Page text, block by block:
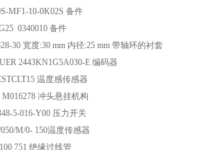
MF1-10-0K02S 备件
0340010 备件
30 宽度:30 mm 内径:25 mm 带轴环的衬套
2443KN1G5A030-E 编码器
温度感传感器
冲头悬挂机构
5-016-Y00 压力开关
M/0- 150温度传感器
751 绝缘过线管